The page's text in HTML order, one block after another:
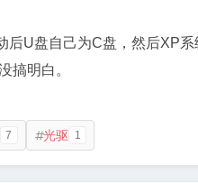
后U盘自己为C盘，然后XP
搞明白。
7 光驱 1